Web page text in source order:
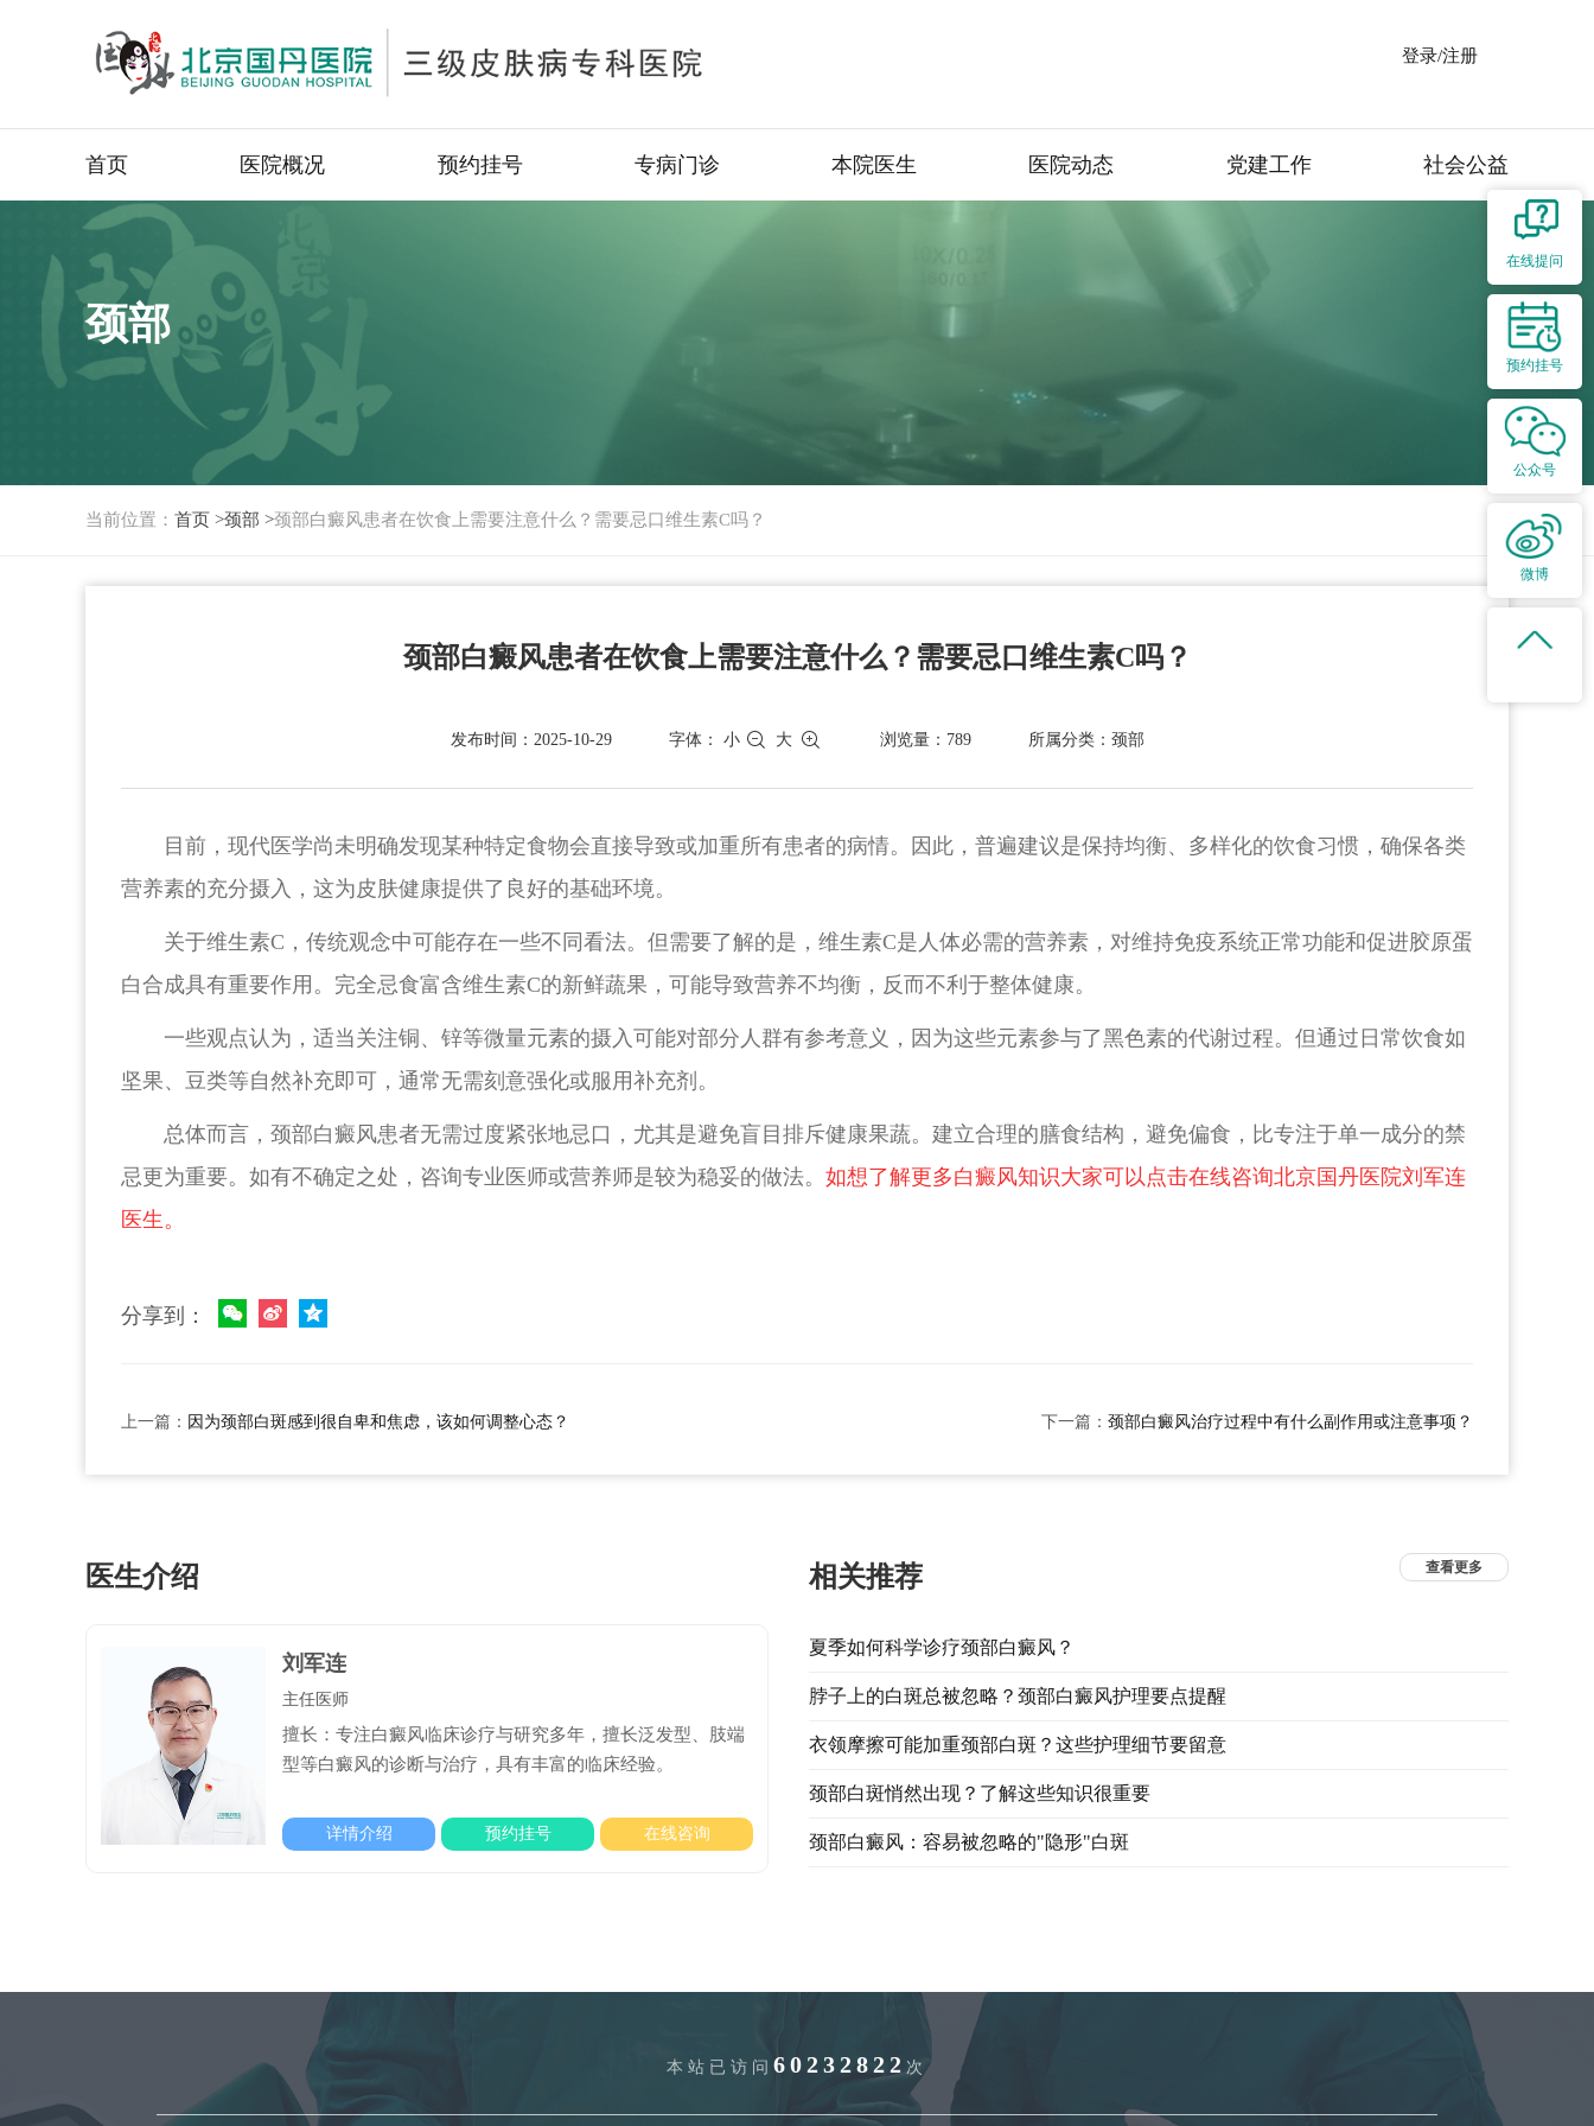
登录/注册
首页 医院概况 预约挂号 专病门诊 本院医生 医院动态 党建工作 社会公益
颈部
当前位置： 首页 >颈部 >颈部白癜风患者在饮食上需要注意什么？需要忌口维生素C吗？
颈部白癜风患者在饮食上需要注意什么？需要忌口维生素C吗？
发布时间：2025-10-29 字体： 小 大 浏览量：789 所属分类：颈部
目前，现代医学尚未明确发现某种特定食物会直接导致或加重所有患者的病情。因此，普遍建议是保持均衡、多样化的饮食习惯，确保各类
营养素的充分摄入，这为皮肤健康提供了良好的基础环境。
关于维生素C，传统观念中可能存在一些不同看法。但需要了解的是，维生素C是人体必需的营养素，对维持免疫系统正常功能和促进胶原蛋
白合成具有重要作用。完全忌食富含维生素C的新鲜蔬果，可能导致营养不均衡，反而不利于整体健康。
一些观点认为，适当关注铜、锌等微量元素的摄入可能对部分人群有参考意义，因为这些元素参与了黑色素的代谢过程。但通过日常饮食如
坚果、豆类等自然补充即可，通常无需刻意强化或服用补充剂。
总体而言，颈部白癜风患者无需过度紧张地忌口，尤其是避免盲目排斥健康果蔬。建立合理的膳食结构，避免偏食，比专注于单一成分的禁
忌更为重要。如有不确定之处，咨询专业医师或营养师是较为稳妥的做法。 如想了解更多白癜风知识大家可以点击在线咨询北京国丹医院刘军连
医生。
分享到：
上一篇： 因为颈部白斑感到很自卑和焦虑，该如何调整心态？ 下一篇： 颈部白癜风治疗过程中有什么副作用或注意事项？
医生介绍
刘军连
主任医师
擅长：专注白癜风临床诊疗与研究多年，擅长泛发型、肢端
型等白癜风的诊断与治疗，具有丰富的临床经验。
详情介绍 预约挂号 在线咨询
相关推荐 查看更多
夏季如何科学诊疗颈部白癜风？
脖子上的白斑总被忽略？颈部白癜风护理要点提醒
衣领摩擦可能加重颈部白斑？这些护理细节要留意
颈部白斑悄然出现？了解这些知识很重要
颈部白癜风：容易被忽略的"隐形"白斑
本站已访问 60232822 次
在线提问
预约挂号
公众号
微博